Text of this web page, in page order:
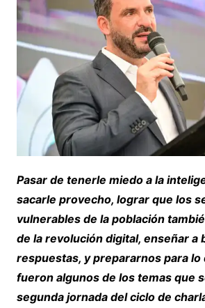
Pasar de tenerle miedo a la
sacarle provecho, lograr que los
vulnerables de la población
de la revolución digital, enseñar a
respuestas, y prepararnos para lo
fueron algunos de los temas que
segunda jornada del ciclo de